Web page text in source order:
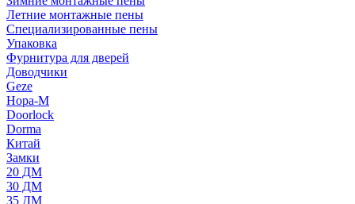
Летние монтажные пены
Специализированные пены
Упаковка
Фурнитура для дверей
Доводчики
Geze
Нора-М
Doorlock
Dorma
Китай
Замки
20 ДМ
30 ДМ
35 ДМ